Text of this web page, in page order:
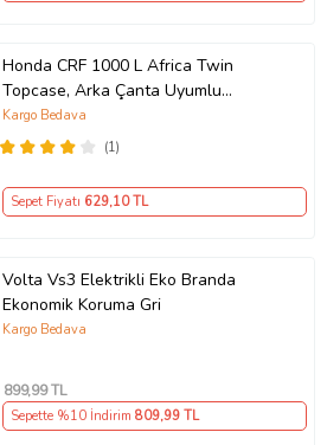
Honda CRF 1000 L Africa Twin
Topcase, Arka Çanta Uyumlu
Motosiklet Branda, Motor Örtüsü ,
Çadır
(1)
Kargo Bedava
Sepet Fiyatı 629,10 TL
Volta Vs3 Elektrikli Eko Branda
Ekonomik Koruma Gri
Kargo Bedava
899,99 TL
Sepette %10 İndirim 809,99 TL